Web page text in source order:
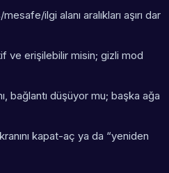
mesafe/ilgi alanı aralıkları aşırı dar
ve erişilebilir misin; gizli mod
bağlantı düşüyor mu; başka ağa
kapat-aç ya da “yeniden